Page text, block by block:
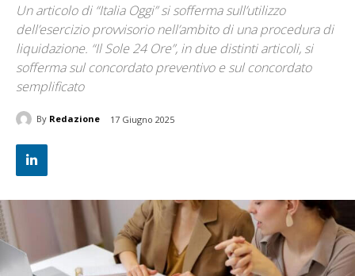
Un articolo di “Italia Oggi” si sofferma sull’utilizzo
dell’esercizio provvisorio nell’ambito di una procedura di
liquidazione. “Il Sole 24 Ore”, in due distinti articoli, si
sofferma sul concordato preventivo e sul concordato
semplificato
By Redazione 17 Giugno 2025